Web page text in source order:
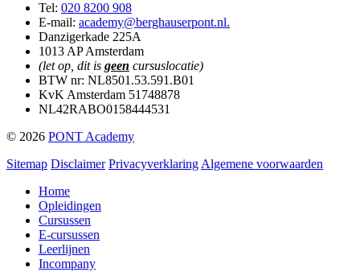
Tel: 020 8200 908
E-mail: academy@berghauserpont.nl.
Danzigerkade 225A
1013 AP Amsterdam
(let op, dit is geen cursuslocatie)
BTW nr: NL8501.53.591.B01
KvK Amsterdam 51748878
NL42RABO0158444531
© 2026 PONT Academy
Sitemap Disclaimer Privacyverklaring Algemene voorwaarden
Home
Opleidingen
Cursussen
E-cursussen
Leerlijnen
Incompany